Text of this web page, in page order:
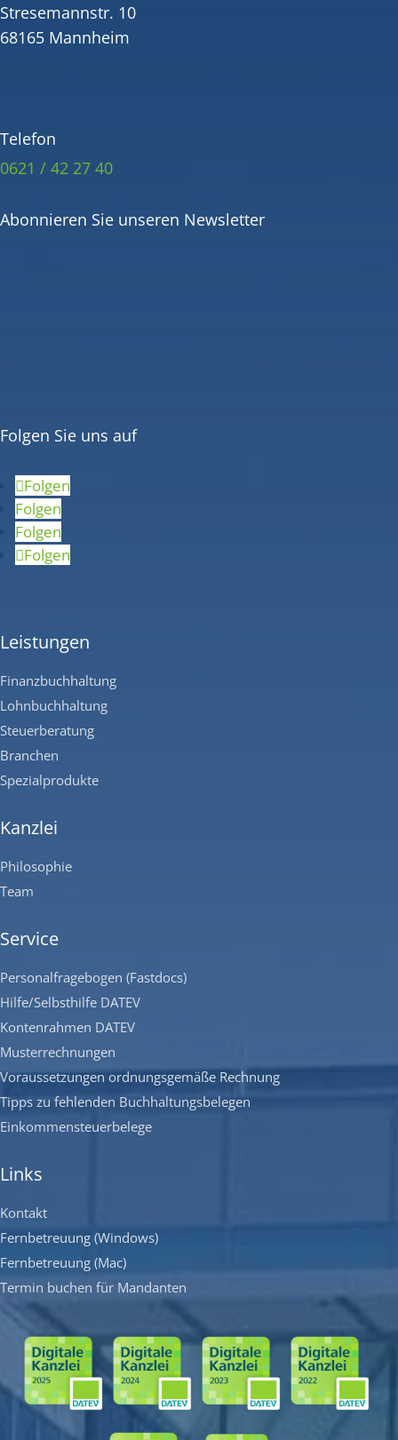
Stresemannstr. 10
68165 Mannheim
Telefon
0621 / 42 27 40
Abonnieren Sie unseren Newsletter
Folgen Sie uns auf
Folgen
Folgen
Folgen
Folgen
Leistungen
Finanzbuchhaltung
Lohnbuchhaltung
Steuerberatung
Branchen
Spezialprodukte
Kanzlei
Philosophie
Team
Service
Personalfragebogen (Fastdocs)
Hilfe/Selbsthilfe DATEV
Kontenrahmen DATEV
Musterrechnungen
Voraussetzungen ordnungsgemäße Rechnung
Tipps zu fehlenden Buchhaltungsbelegen
Einkommensteuerbelege
Links
Kontakt
Fernbetreuung (Windows)
Fernbetreuung (Mac)
Termin buchen für Mandanten